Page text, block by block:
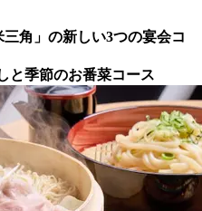
角」の新しい3つの宴会コ
と季節のお番菜コース